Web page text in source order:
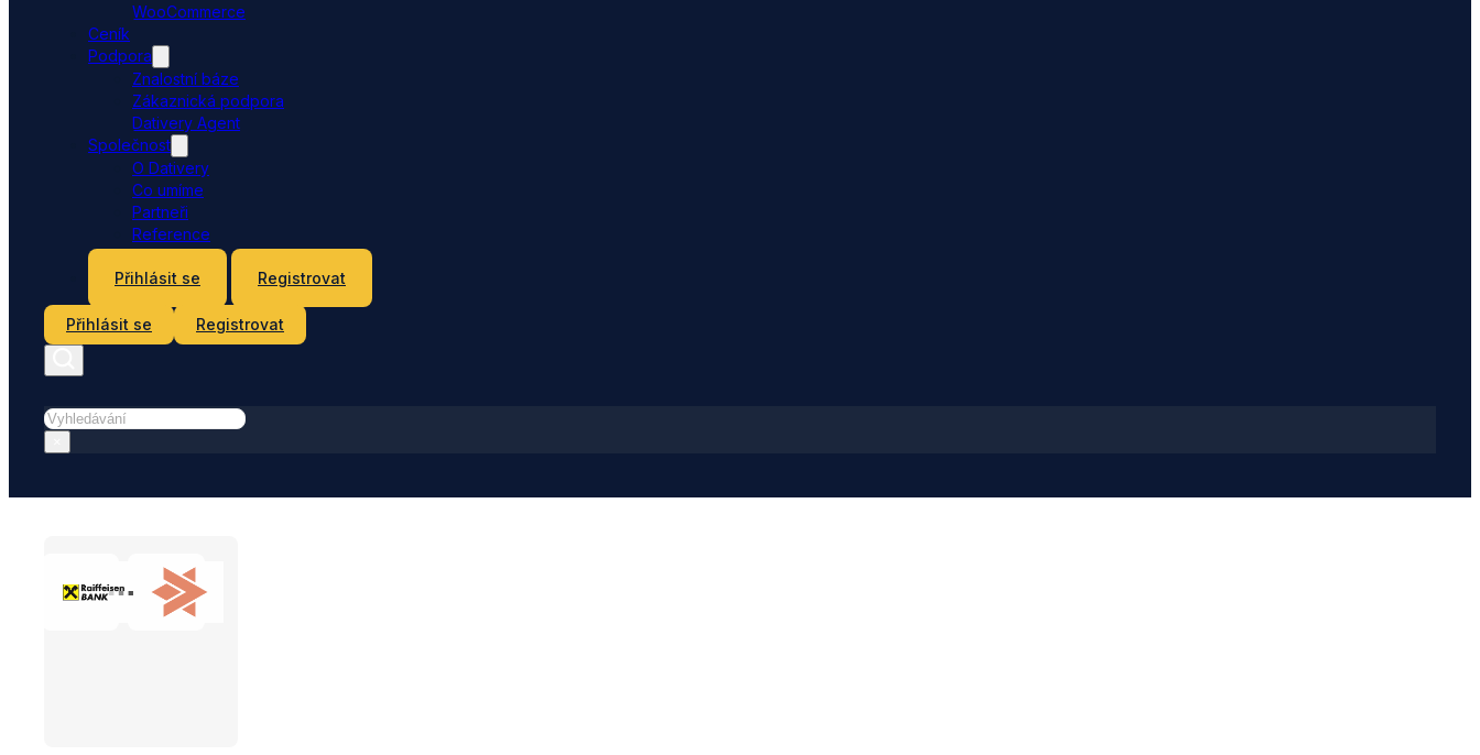
WooCommerce
Ceník
Podpora
Znalostní báze
Zákaznická podpora
Dativery Agent
Společnost
O Dativery
Co umíme
Partneři
Reference
Přihlásit se
Registrovat
Přihlásit se Registrovat
Hledat